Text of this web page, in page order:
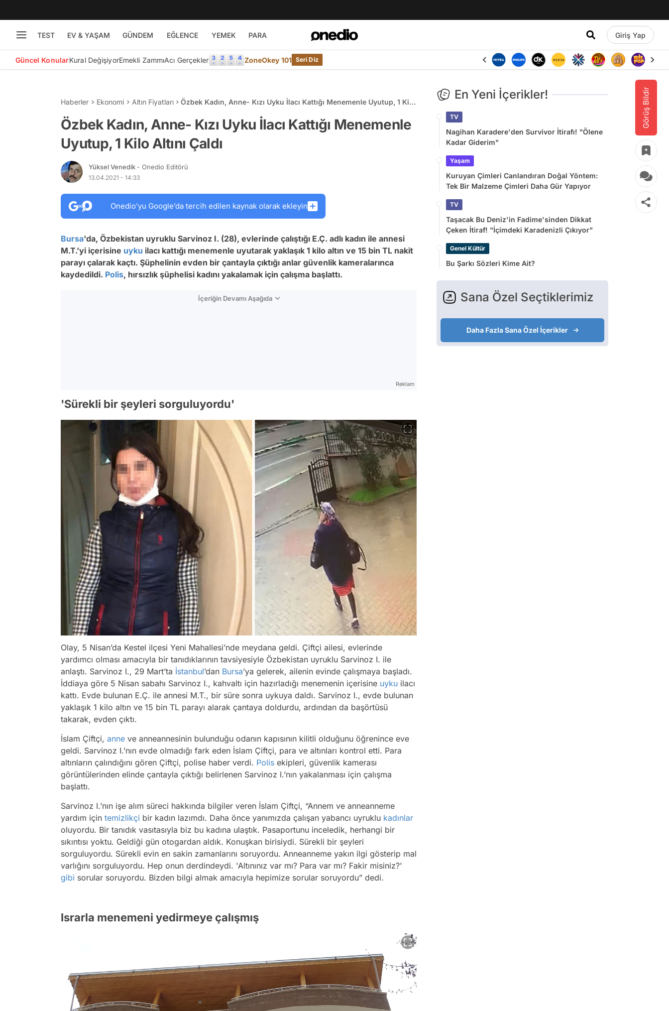
TEST EV & YAŞAM GÜNDEM EĞLENCE YEMEK PARA Giriş Yap
Güncel KonularKural DeğişiyorEmekli ZammıAcı Gerçekler ZoneOkey 101 Seri Diz
Görüş Bildir
Haberler Ekonomi Altın Fiyatları
Özbek Kadın, Anne- Kızı Uyku İlacı Kattığı Menemenle Uyutup, 1 Kilo
Özbek Kadın, Anne- Kızı Uyku İlacı Kattığı Menemenle
Uyutup, 1 Kilo Altını Çaldı
Yüksel Venedik - Onedio Editörü
13.04.2021 - 14:33
Onedio’yu Google’da tercih edilen kaynak olarak ekleyin
Bursa'da, Özbekistan uyruklu Sarvinoz I. (28), evlerinde çalıştığı E.Ç. adlı kadın ile annesi
M.T.’yi içerisine uyku ilacı kattığı menemenle uyutarak yaklaşık 1 kilo altın ve 15 bin TL nakit
parayı çalarak kaçtı. Şüphelinin evden bir çantayla çıktığı anlar güvenlik kameralarınca
kaydedildi. Polis, hırsızlık şüphelisi kadını yakalamak için çalışma başlattı.
İçeriğin Devamı Aşağıda
Reklam
'Sürekli bir şeyleri sorguluyordu'
Olay, 5 Nisan’da Kestel ilçesi Yeni Mahallesi’nde meydana geldi. Çiftçi ailesi, evlerinde
yardımcı olması amacıyla bir tanıdıklarının tavsiyesiyle Özbekistan uyruklu Sarvinoz I. ile
anlaştı. Sarvinoz I., 29 Mart’ta İstanbul’dan Bursa’ya gelerek, ailenin evinde çalışmaya başladı.
İddiaya göre 5 Nisan sabahı Sarvinoz I., kahvaltı için hazırladığı menemenin içerisine uyku ilacı
kattı. Evde bulunan E.Ç. ile annesi M.T., bir süre sonra uykuya daldı. Sarvinoz I., evde bulunan
yaklaşık 1 kilo altın ve 15 bin TL parayı alarak çantaya doldurdu, ardından da başörtüsü
takarak, evden çıktı.
İslam Çiftçi, anne ve anneannesinin bulunduğu odanın kapısının kilitli olduğunu öğrenince eve
geldi. Sarvinoz I.’nın evde olmadığı fark eden İslam Çiftçi, para ve altınları kontrol etti. Para
altınların çalındığını gören Çiftçi, polise haber verdi. Polis ekipleri, güvenlik kamerası
görüntülerinden elinde çantayla çıktığı belirlenen Sarvinoz I.’nın yakalanması için çalışma
başlattı.
Sarvinoz I.’nın işe alım süreci hakkında bilgiler veren İslam Çiftçi, “Annem ve anneanneme
yardım için temizlikçi bir kadın lazımdı. Daha önce yanımızda çalışan yabancı uyruklu kadınlar
oluyordu. Bir tanıdık vasıtasıyla biz bu kadına ulaştık. Pasaportunu inceledik, herhangi bir
sıkıntısı yoktu. Geldiği gün otogardan aldık. Konuşkan birisiydi. Sürekli bir şeyleri
sorguluyordu. Sürekli evin en sakin zamanlarını soruyordu. Anneanneme yakın ilgi gösterip mal
varlığını sorguluyordu. Hep onun derdindeydi. 'Altınınız var mı? Para var mı? Fakir misiniz?'
gibi sorular soruyordu. Bizden bilgi almak amacıyla hepimize sorular soruyordu” dedi.
Israrla menemeni yedirmeye çalışmış
En Yeni İçerikler!
TV
Nagihan Karadere'den Survivor İtirafı! "Ölene
Kadar Giderim"
Yaşam
Kuruyan Çimleri Canlandıran Doğal Yöntem:
Tek Bir Malzeme Çimleri Daha Gür Yapıyor
TV
Taşacak Bu Deniz'in Fadime'sinden Dikkat
Çeken İtiraf! "İçimdeki Karadenizli Çıkıyor"
Genel Kültür
Bu Şarkı Sözleri Kime Ait?
Sana Özel Seçtiklerimiz
Daha Fazla Sana Özel İçerikler